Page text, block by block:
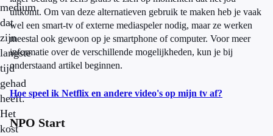
medium
dat
zijn
langste
tijd
gehad
heeft.
Het
kost
uitkomt. Om van deze alternatieven gebruik te maken heb je vaak
wel een smart-tv of externe mediaspeler nodig, maar ze werken
meestal ook gewoon op je smartphone of computer. Voor meer
informatie over de verschillende mogelijkheden, kun je bij
onderstaand artikel beginnen.
Hoe speel ik Netflix en andere video's op mijn tv af?
NPO Start